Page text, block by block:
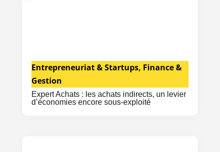
Expert Achats : les achats indirects, un levier
d’économies encore sous-exploité
Entrepreneuriat & Startups, Finance &
Gestion